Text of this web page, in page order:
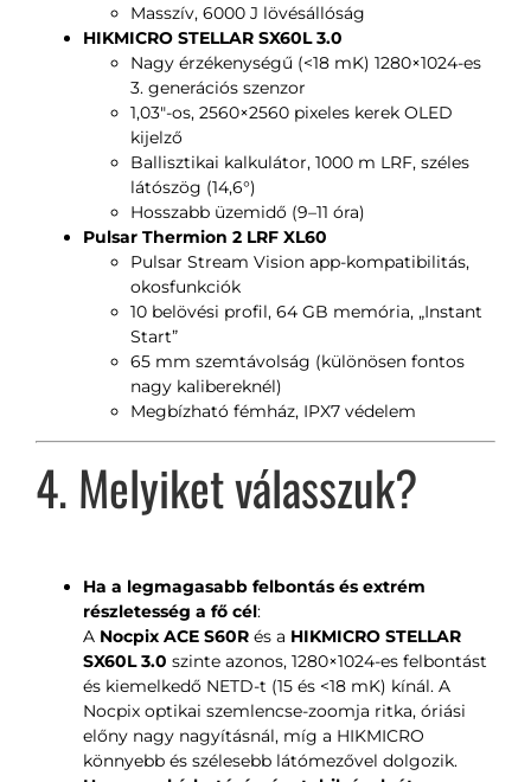
Masszív, 6000 J lövésállóság
HIKMICRO STELLAR SX60L 3.0
Nagy érzékenységű (<18 mK) 1280×1024-es
3. generációs szenzor
1,03″-os, 2560×2560 pixeles kerek OLED
kijelző
Ballisztikai kalkulátor, 1000 m LRF, széles
látószög (14,6°)
Hosszabb üzemidő (9–11 óra)
Pulsar Thermion 2 LRF XL60
Pulsar Stream Vision app-kompatibilitás,
okosfunkciók
10 belövési profil, 64 GB memória, „Instant
Start”
65 mm szemtávolság (különösen fontos
nagy kalibereknél)
Megbízható fémház, IPX7 védelem
4. Melyiket válasszuk?
Ha a legmagasabb felbontás és extrém
részletesség a fő cél:
A Nocpix ACE S60Rés a HIKMICRO STELLAR
SX60L 3.0 szinte azonos, 1280×1024-es felbontást
és kiemelkedő NETD-t (15 és <18 mK) kínál. A
Nocpix optikai szemlencse-zoomja ritka, óriási
előny nagy nagyításnál, míg a HIKMICRO
könnyebb és szélesebb látómezővel dolgozik.